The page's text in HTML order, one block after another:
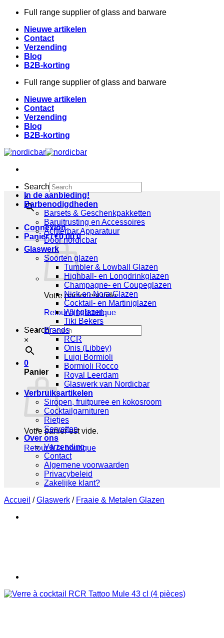
Skip
content
Full range supplier of glass and barware
Nieuwe artikelen
Contact
Verzending
Blog
B2B-korting
Full range supplier of glass and barware
Nieuwe artikelen
Contact
Verzending
Blog
B2B-korting
Search
×
Connexion
Panier /€0,00 0
Votre panier est vide.
Retour à la boutique
Search
×
0
Panier
Votre panier est vide.
Retour à la boutique
In de aanbieding!
Barbenodigdheden
Barsets & Geschenkpakketten
Baruitrusting en Accessoires
Achterbar Apparatuur
Door nordicbar
Glaswerk
Soorten glazen
Tumbler & Lowball Glazen
Highball- en Longdrinkglazen
Champagne- en Coupeglazen
Nick en Nora Glazen
Cocktail- en Martiniglazen
Wijnglazen
Tiki Bekers
Brands
RCR
Onis (Libbey)
Luigi Bormioli
Bormioli Rocco
Royal Leerdam
Glaswerk van Nordicbar
Verbruiksartikelen
Siropen, fruitpuree en kokosroom
Cocktailgarnituren
Rietjes
Servetten
Over ons
Verzending
Contact
Algemene voorwaarden
Privacybeleid
Zakelijke klant?
Accueil / Glaswerk / Fraaie & Metalen Glazen